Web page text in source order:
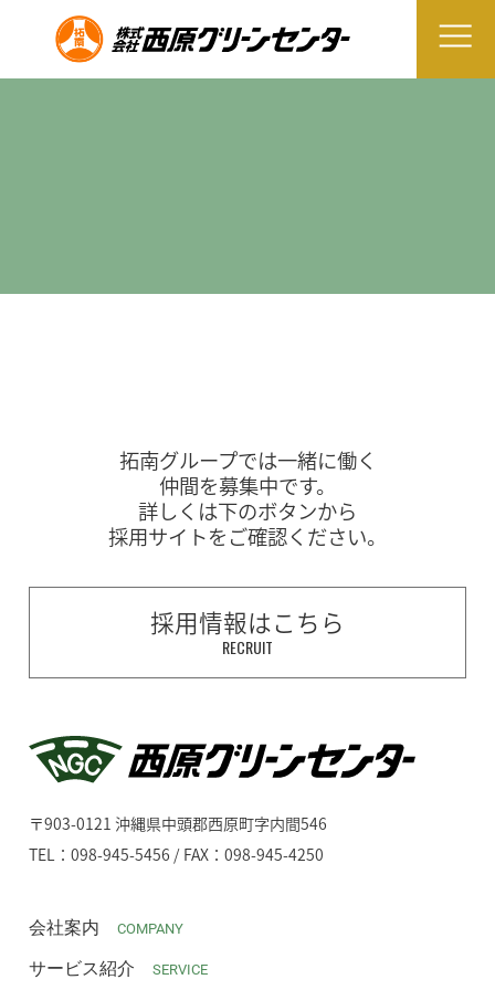
拓南グループでは一緒に働く
仲間を募集中です。
詳しくは下のボタンから
採用サイトをご確認ください。
採用情報はこちら
RECRUIT
〒903-0121 沖縄県中頭郡西原町字内間546
TEL：098-945-5456 / FAX：098-945-4250
会社案内 COMPANY
サービス紹介 SERVICE